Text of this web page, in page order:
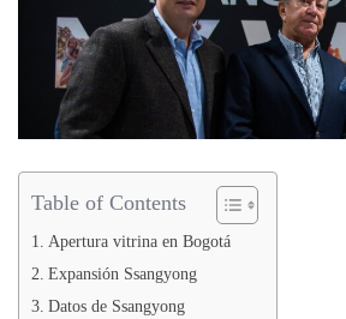
Table of Contents
Apertura vitrina en Bogotá
Expansión Ssangyong
Datos de Ssangyong